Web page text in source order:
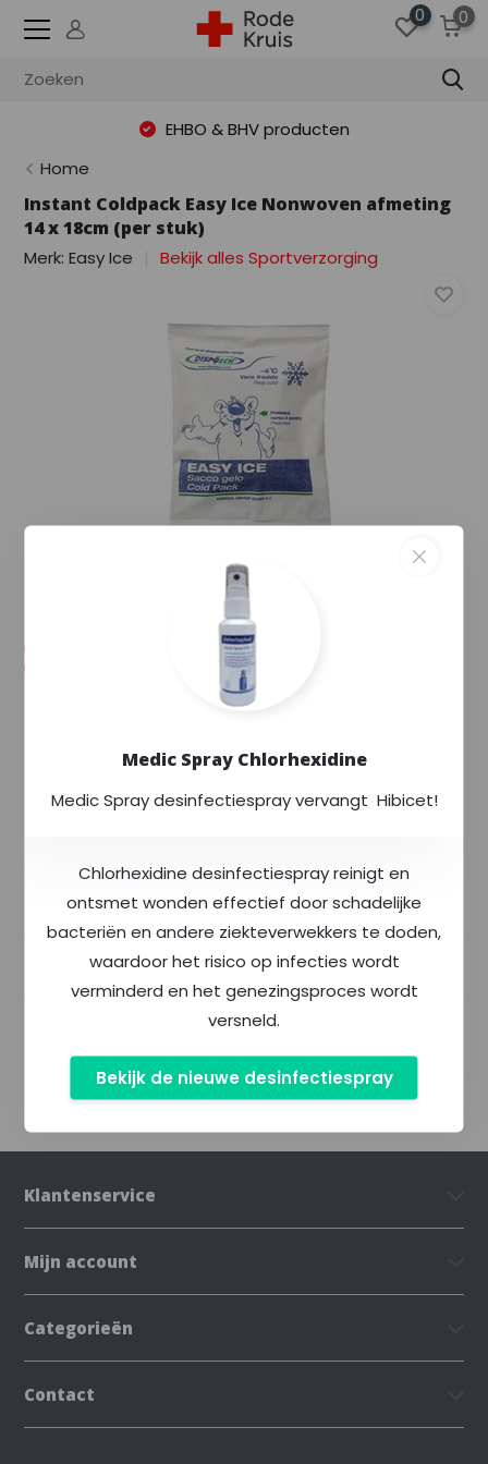
0 0
EHBO & BHV producten
Home
Instant Coldpack Easy Ice Nonwoven afmeting
14 x 18cm (per stuk)
Merk:Easy Ice Bekijk alles Sportverzorging
Levertijd: Uw order wordt extra gecontroleerd
en binnen enkele dagen verstuurd.
geprijsd
Meer dan400producten op voorraad
Productomschrijving
Specificaties
Klantenservice
Mijn account
Categorieën
Contact
Medic Spray Chlorhexidine
Medic Spray desinfectiespray vervangt Hibicet!
Chlorhexidine desinfectiespray reinigt en
ontsmet wonden effectief door schadelijke
bacteriën en andere ziekteverwekkers te doden,
waardoor het risico op infecties wordt
verminderd en het genezingsproces wordt
versneld.
Bekijk de nieuwe desinfectiespray